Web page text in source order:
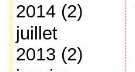
2014(2)
juillet
2013 (2)